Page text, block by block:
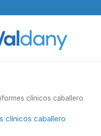
clínicos caballero
clínicos caballero